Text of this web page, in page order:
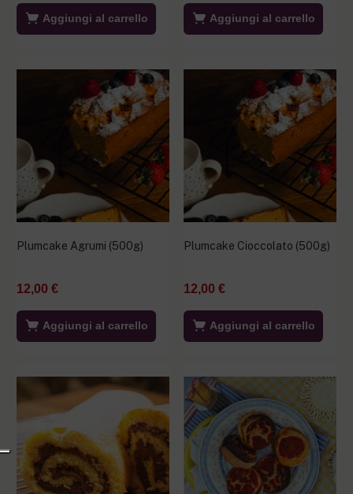
Aggiungi al carrello Aggiungi al carrello
Plumcake Agrumi (500g)
12,00 €
Aggiungi al carrello
Plumcake Cioccolato (500g)
12,00 €
Aggiungi al carrello